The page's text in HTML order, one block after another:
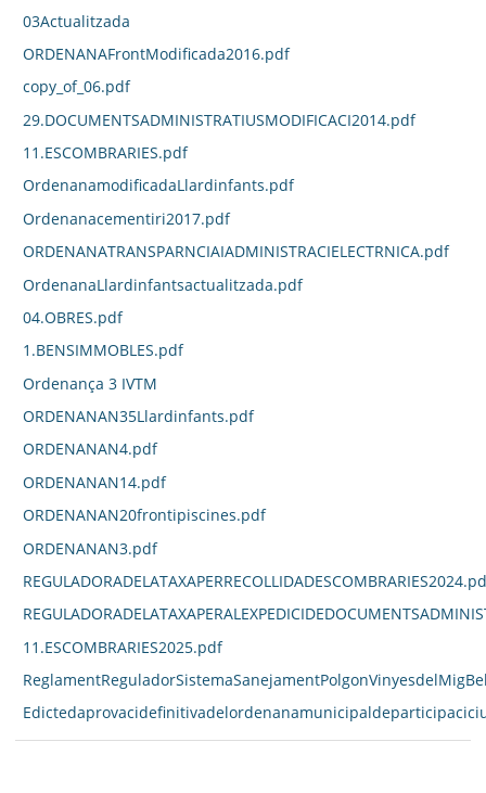
03Actualitzada
ORDENANAFrontModificada2016.pdf
copy_of_06.pdf
29.DOCUMENTSADMINISTRATIUSMODIFICACI2014.pdf
11.ESCOMBRARIES.pdf
OrdenanamodificadaLlardinfants.pdf
Ordenanacementiri2017.pdf
ORDENANATRANSPARNCIAIADMINISTRACIELECTRNICA.pdf
OrdenanaLlardinfantsactualitzada.pdf
04.OBRES.pdf
1.BENSIMMOBLES.pdf
Ordenança 3 IVTM
ORDENANAN35Llardinfants.pdf
ORDENANAN4.pdf
ORDENANAN14.pdf
ORDENANAN20frontipiscines.pdf
ORDENANAN3.pdf
11.ESCOMBRARIES2025.pdf